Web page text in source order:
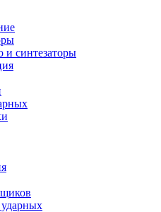
синтезаторы